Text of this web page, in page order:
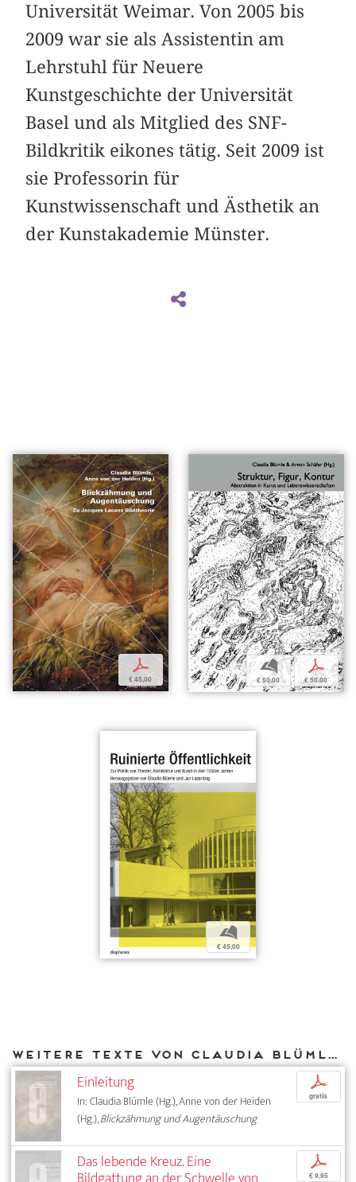
Universität Weimar. Von 2005 bis
2009 war sie als Assistentin am
Lehrstuhl für Neuere
Kunstgeschichte der Universität
Basel und als Mitglied des SNF-
Bildkritik eikones tätig. Seit 2009 ist
sie Professorin für
Kunstwissenschaft und Ästhetik an
der Kunstakademie Münster.
p
€ 45,00
b
€ 50,00
p
€ 50,00
b
€ 45,00
Weitere Texte von Claudia Blümle bei DIAPHANES
Einleitung
In: Claudia Blümle (Hg.), Anne von der Heiden
(Hg.),Blickzähmung und Augentäuschung
p
gratis
Das lebende Kreuz. Eine p
€ 9,95